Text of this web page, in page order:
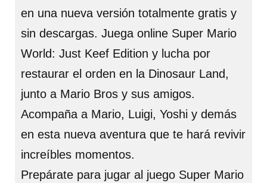
en una nueva versión totalmente gratis y
sin descargas. Juega online Super Mario
World: Just Keef Edition y lucha por
restaurar el orden en la Dinosaur Land,
junto a Mario Bros y sus amigos.
Acompaña a Mario, Luigi, Yoshi y demás
en esta nueva aventura que te hará revivir
increíbles momentos.
Prepárate para jugar al juego Super Mario